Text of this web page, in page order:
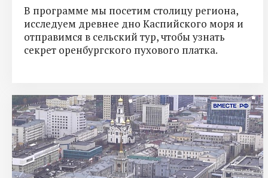
В программе мы посетим столицу региона,
исследуем древнее дно Каспийского моря и
отправимся в сельский тур, чтобы узнать
секрет оренбургского пухового платка.